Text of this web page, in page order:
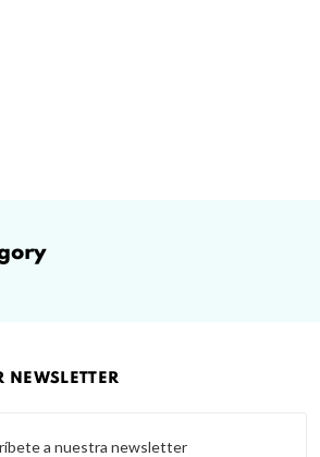
NEWSLETTER
a nuestra newsletter